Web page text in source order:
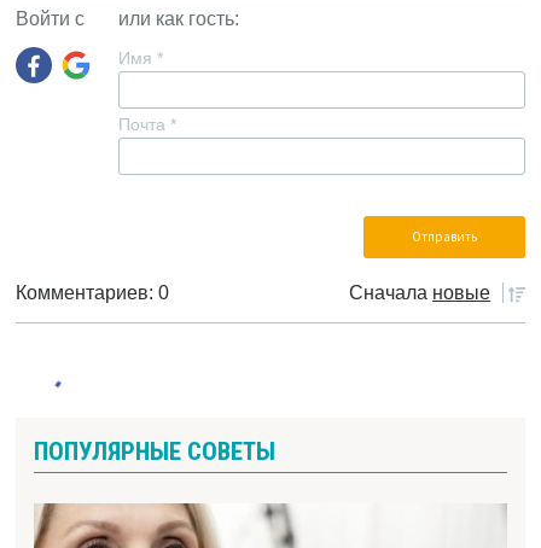
Войти с или как гость:
Имя *
Почта *
Комментариев: 0 Сначала новые
ПОПУЛЯРНЫЕ СОВЕТЫ